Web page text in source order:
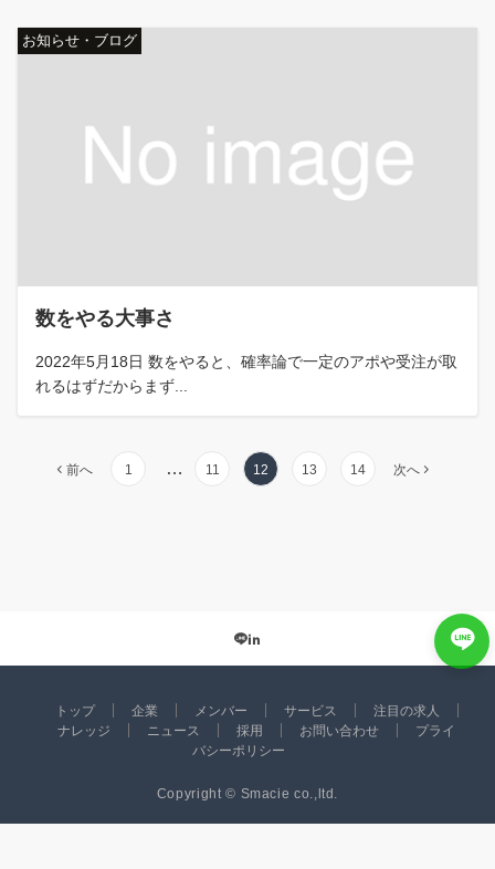
お知らせ・ブログ
数をやる大事さ
2022年5月18日 数をやると、確率論で一定のアポや受注が取
れるはずだからまず...
前へ 1 … 11 12 13 14 次へ
トップ 企業 メンバー サービス
注目の求人
ナレッジ
ニュース 採用 お問い合わせ
プライ
バシーポリシー
Copyright © Smacie co.,ltd.